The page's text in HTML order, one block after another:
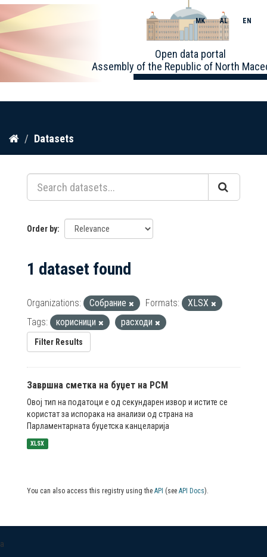
Skip
content
Open data portal
Assembly of the Republic of North
MK AL EN
Datasets
Order by
1 dataset found
Organizations: Собрание Formats:
XLSX
Tags:
корисници расходи
Filter Results
Завршна сметка на буџет на РСМ
Овој тип на податоци е од секундарен извор и истите се
користат за испорака на анализи од страна на
Парламентарната буџетска канцеларија
XLSX
You can also access this registry using the API (see API Docs).
a